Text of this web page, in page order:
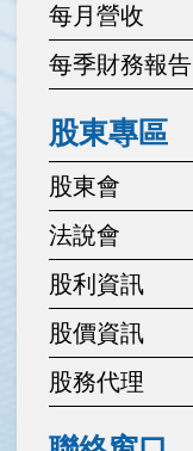
每月營收
每季財務報告
股東專區
股東會
法說會
股利資訊
股價資訊
股務代理